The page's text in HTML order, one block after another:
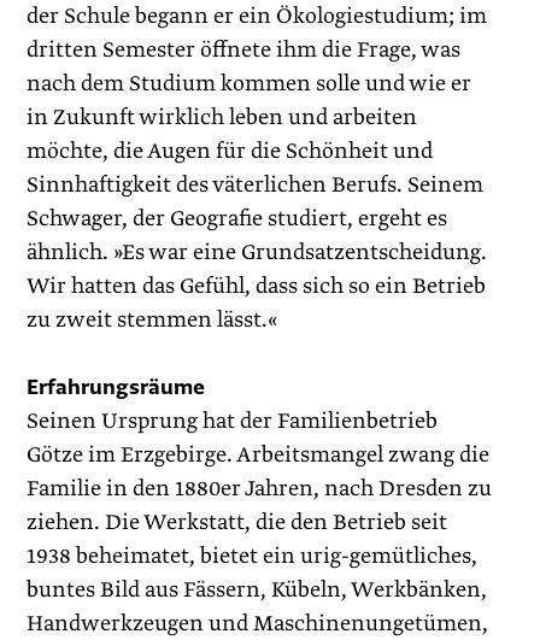
der Schule begann er ein Ökologiestudium; im
dritten Semester öffnete ihm die Frage, was
nach dem Studium kommen solle und wie er
in Zukunft wirklich leben und arbeiten
möchte, die Augen für die Schönheit und
Sinnhaftigkeit des väterlichen Berufs. Seinem
Schwager, der Geografie studiert, ergeht es
ähnlich. »Es war eine Grundsatzentscheidung.
Wir hatten das Gefühl, dass sich so ein Betrieb
zu zweit stemmen lässt.«
Erfahrungsräume
Seinen Ursprung hat der Familien­betrieb
Götze im Erzgebirge. Arbeitsmangel zwang die
Familie in den 1880er Jahren, nach Dresden zu
ziehen. Die Werkstatt, die den Betrieb seit
1938 beheimatet, bietet ein urig-gemütliches,
buntes Bild aus Fässern, Kübeln, Werkbänken,
Handwerkzeugen und Maschinenungetümen,